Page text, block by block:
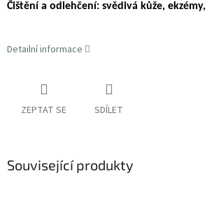
Čištění a odlehčení: svědivá kůže,
Detailní informace
ZEPTAT SE SDÍLET
Související produkty